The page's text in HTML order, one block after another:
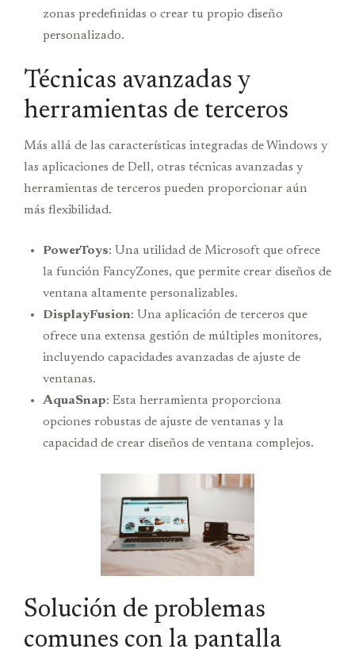
zonas predefinidas o crear tu propio diseño
personalizado.
Técnicas avanzadas y
herramientas de terceros
Más allá de las características integradas de Windows y
las aplicaciones de Dell, otras técnicas avanzadas y
herramientas de terceros pueden proporcionar aún
más flexibilidad.
PowerToys: Una utilidad de Microsoft que ofrece
la función FancyZones, que permite crear diseños de
ventana altamente personalizables.
DisplayFusion: Una aplicación de terceros que
ofrece una extensa gestión de múltiples monitores,
incluyendo capacidades avanzadas de ajuste de
ventanas.
AquaSnap: Esta herramienta proporciona
opciones robustas de ajuste de ventanas y la
capacidad de crear diseños de ventana complejos.
Solución de problemas
comunes con la pantalla